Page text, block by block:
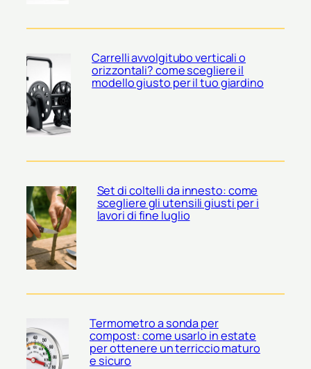
Carrelli avvolgitubo verticali o
orizzontali? come scegliere il
modello giusto per il tuo giardino
Set di coltelli da innesto: come
scegliere gli utensili giusti per i
lavori di fine luglio
Termometro a sonda per
compost: come usarlo in estate
per ottenere un terriccio maturo
e sicuro